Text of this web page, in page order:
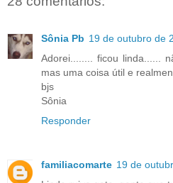
Sônia Pb 19 de outubro de
Adorei........ ficou linda......
mas uma coisa útil e
bjs
Sônia
Responder
familiacomarte 19 de